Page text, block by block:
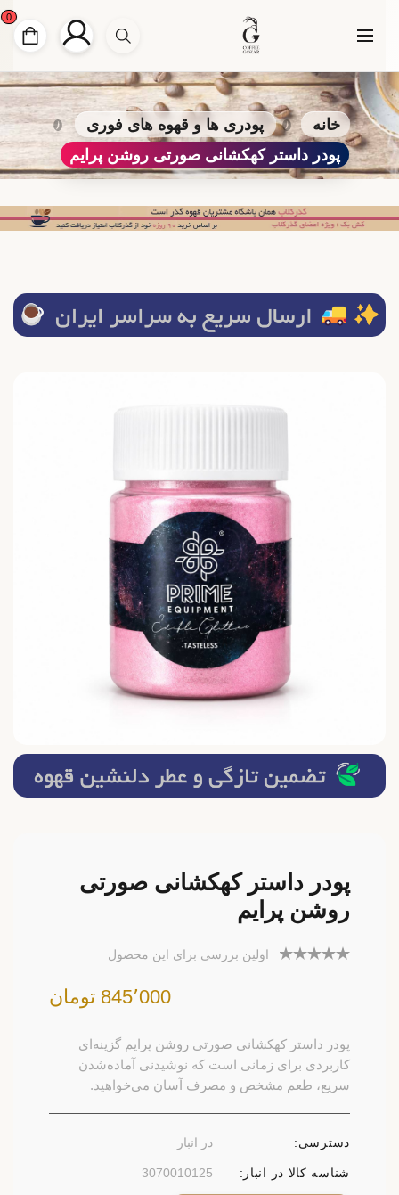
خانه
پودری ها و قهوه های فوری
پودر داستر کهکشانی صورتی روشن پرایم
پودر داستر کهکشانی صورتی
روشن پرایم
اولین بررسی برای این محصول
845٬000 تومان
پودر داستر کهکشانی صورتی روشن پرایم گزینه‌ای
کاربردی برای زمانی است که نوشیدنی آماده‌شدن
سریع، طعم مشخص و مصرف آسان می‌خواهید.
دسترسی: در انبار
شناسه کالا در انبار: 3070010125